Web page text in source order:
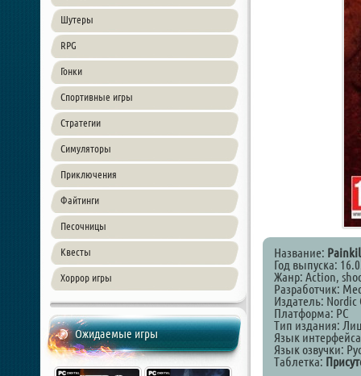
Шутеры
RPG
Гонки
Спортивные игры
Стратегии
Симуляторы
Приключения
Файтинги
Песочницы
Квесты
Хоррор игры
Ожидаемые игры
Название:
Год выпуска:
Жанр: Action,
Разработчик:
Издатель: Nordic
Платформа: PC
Тип издания:
Язык
Язык озвучки:
Таблетка: